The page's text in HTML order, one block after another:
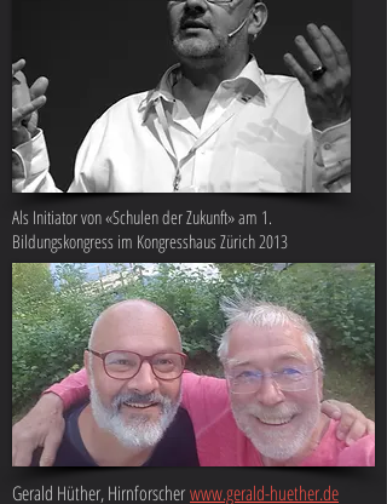
Als Initiator von «Schulen der Zukunft» am 1.
Bildungskongress im Kongresshaus Zürich 2013
Gerald Hüther, Hirnforscherwww.gerald-huether.de